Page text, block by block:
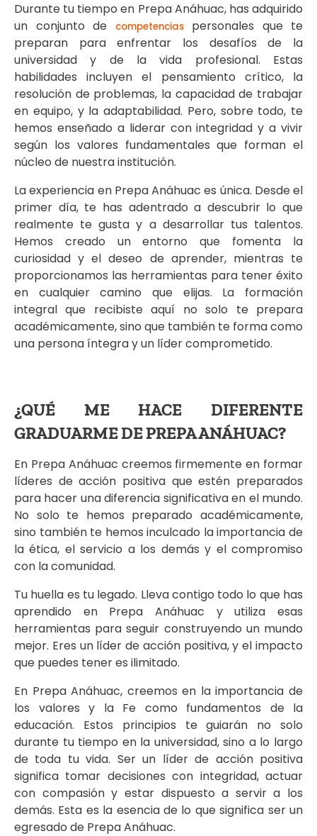
Durante tu tiempo en Prepa Anáhuac, has adquirido
un conjunto de
competenciaspersonales que te
preparan para enfrentar los desafíos de la
universidad y de la vida profesional. Estas
habilidades incluyen el pensamiento crítico, la
resolución de problemas, la capacidad de trabajar
en equipo, y la adaptabilidad. Pero, sobre todo, te
hemos enseñado a liderar con integridad y a vivir
según los valores fundamentales que forman el
núcleo de nuestra institución.
La experiencia en Prepa Anáhuac es única. Desde el
primer día, te has adentrado a descubrir lo que
realmente te gusta y a desarrollar tus talentos.
Hemos creado un entorno que fomenta la
curiosidad y el deseo de aprender, mientras te
proporcionamos las herramientas para tener éxito
en cualquier camino que elijas. La formación
integral que recibiste aquí no solo te prepara
académicamente, sino que también te forma como
una persona íntegra y un líder comprometido.
¿QUÉ ME HACE DIFERENTE
GRADUARME DE PREPA ANÁHUAC?
En Prepa Anáhuac creemos firmemente en formar
líderes de acción positiva que estén preparados
para hacer una diferencia significativa en el mundo.
No solo te hemos preparado académicamente,
sino también te hemos inculcado la importancia de
la ética, el servicio a los demás y el compromiso
con la comunidad.
Tu huella es tu legado. Lleva contigo todo lo que has
aprendido en Prepa Anáhuac y utiliza esas
herramientas para seguir construyendo un mundo
mejor. Eres un líder de acción positiva, y el impacto
que puedes tener es ilimitado.
En Prepa Anáhuac, creemos en la importancia de
los valores y la Fe como fundamentos de la
educación. Estos principios te guiarán no solo
durante tu tiempo en la universidad, sino a lo largo
de toda tu vida. Ser un líder de acción positiva
significa tomar decisiones con integridad, actuar
con compasión y estar dispuesto a servir a los
demás. Esta es la esencia de lo que significa ser un
egresado de Prepa Anáhuac.